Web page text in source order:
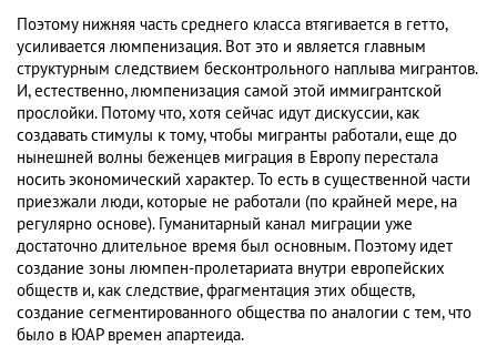
Поэтому нижняя часть среднего класса втягивается в гетто,
усиливается люмпенизация. Вот это и является главным
структурным следствием бесконтрольного наплыва мигрантов.
И, естественно, люмпенизация самой этой иммигрантской
прослойки. Потому что, хотя сейчас идут дискуссии, как
создавать стимулы к тому, чтобы мигранты работали, еще до
нынешней волны беженцев миграция в Европу перестала
носить экономический характер. То есть в существенной части
приезжали люди, которые не работали (по крайней мере, на
регулярно основе). Гуманитарный канал миграции уже
достаточно длительное время был основным. Поэтому идет
создание зоны люмпен-пролетариата внутри европейских
обществ и, как следствие, фрагментация этих обществ,
создание сегментированного общества по аналогии с тем, что
было в ЮАР времен апартеида.